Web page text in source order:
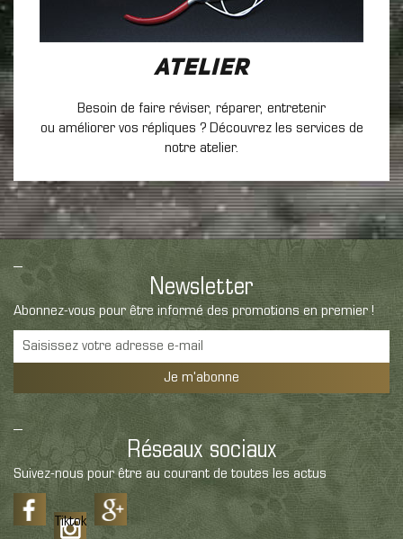
Atelier
Besoin de faire réviser, réparer, entretenir
ou améliorer vos répliques ? Découvrez les services de
notre atelier.
Newsletter
Abonnez-vous pour être informé des promotions en premier !
Je m'abonne
Réseaux sociaux
Suivez-nous pour être au courant de toutes les actus
Tiktok